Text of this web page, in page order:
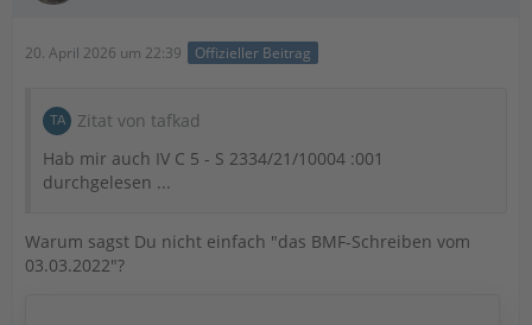
20. April 2026 um 22:39 Offizieller Beitrag
Zitat von tafkad
Hab mir auch IV C 5 - S 2334/21/10004 :001
durchgelesen ...
Warum sagst Du nicht einfach "das BMF-Schreiben vom
03.03.2022"?